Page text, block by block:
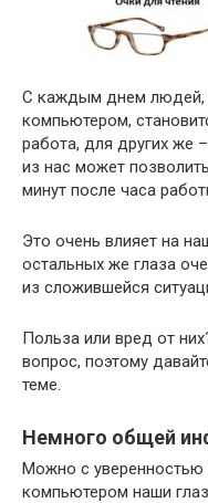
С каждым днем людей,
компьютером,
работа, для других же
из нас может
минут после часа
Это очень влияет на
остальных же глаза
из сложившейся
Польза или вред от
вопрос, поэтому
теме.
Немного общей
Можно с уверенностью
компьютером наши